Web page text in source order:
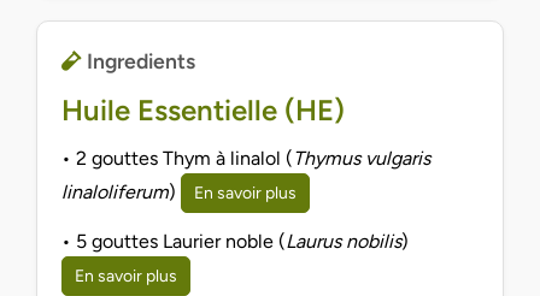
Ingredients
Huile Essentielle (HE)
• 2 gouttes Thym à linalol (Thymus vulgaris
linaloliferum) En savoir plus
• 5 gouttes Laurier noble (Laurus nobilis)
En savoir plus